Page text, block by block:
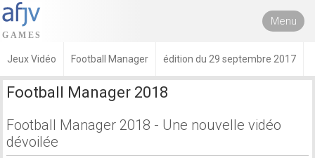
Menu
Jeux Vidéo Football Manager édition du 29 septembre 2017
Football Manager 2018
Football Manager 2018 - Une nouvelle vidéo
dévoilée